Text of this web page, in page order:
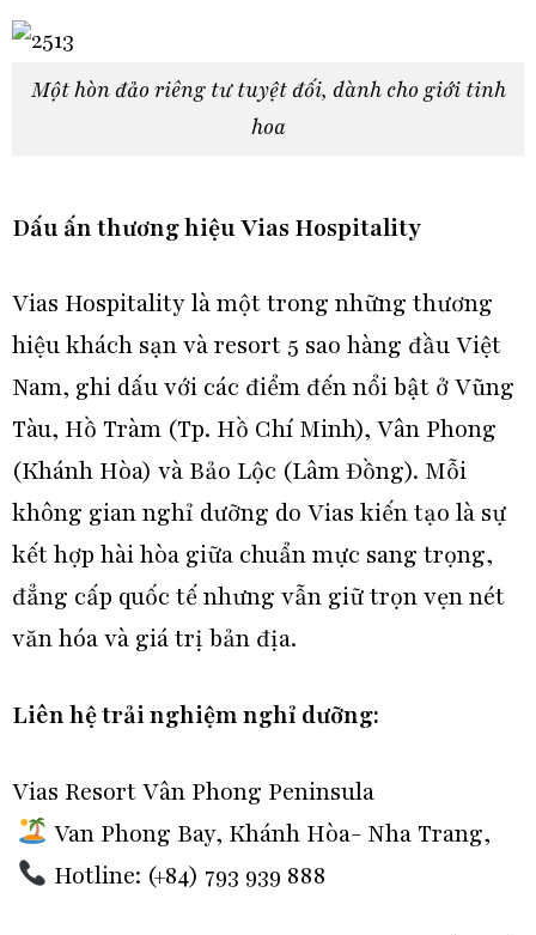
Một hòn đảo riêng tư tuyệt đối, dành cho giới tinh
hoa
Dấu ấn thương hiệu Vias Hospitality
Vias Hospitality là một trong những thương
hiệu khách sạn và resort 5 sao hàng đầu Việt
Nam, ghi dấu với các điểm đến nổi bật ở Vũng
Tàu, Hồ Tràm (Tp. Hồ Chí Minh), Vân Phong
(Khánh Hòa) và Bảo Lộc (Lâm Đồng). Mỗi
không gian nghỉ dưỡng do Vias kiến tạo là sự
kết hợp hài hòa giữa chuẩn mực sang trọng,
đẳng cấp quốc tế nhưng vẫn giữ trọn vẹn nét
văn hóa và giá trị bản địa.
Liên hệ trải nghiệm nghỉ dưỡng:
Vias Resort Vân Phong Peninsula
Van Phong Bay, Khánh Hòa- Nha Trang,
Hotline: (+84) 793 939 888